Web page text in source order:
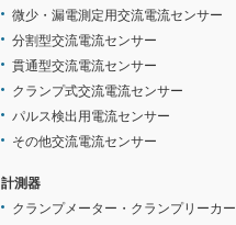
微少・漏電測定用交流電流センサー
分割型交流電流センサー
貫通型交流電流センサー
クランプ式交流電流センサー
パルス検出用電流センサー
その他交流電流センサー
計測器
クランプメーター・クランプリーカー